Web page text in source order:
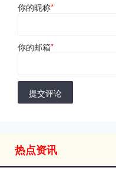
你的昵称*
你的邮箱*
提交评论
热点资讯